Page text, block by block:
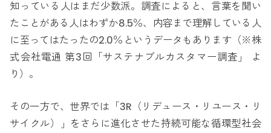
知っている人はまだ少数派。調査によると、言葉を聞い
たことがある人はわずか8.5％、内容まで理解している人
に至ってはたったの2.0％というデータもあります（※株
式会社電通 第3回「サステナブルカスタマー調査」 よ
り）。
その一方で、世界では「3R（リデュース・リユース・リ
サイクル）」をさらに進化させた持続可能な循環型社会